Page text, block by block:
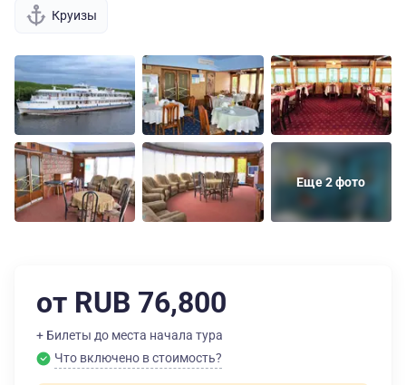
Круизы
Еще 2 фото
от RUB 76,800
+ Билеты до места начала тура
Что включено в стоимость?